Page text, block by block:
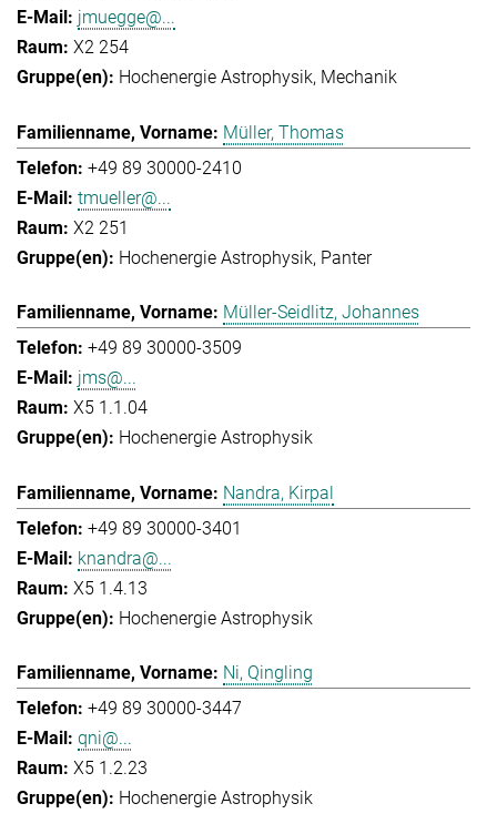
jmuegge@...
X2 254
Hochenergie Astrophysik Mechanik
Müller, Thomas
+49 89 30000-2410
tmueller@...
X2 251
Hochenergie Astrophysik Panter
Müller-Seidlitz, Johannes
+49 89 30000-3509
jms@...
X5 1.1.04
Hochenergie Astrophysik
Nandra, Kirpal
+49 89 30000-3401
knandra@...
X5 1.4.13
Hochenergie Astrophysik
Ni, Qingling
+49 89 30000-3447
qni@...
X5 1.2.23
Hochenergie Astrophysik